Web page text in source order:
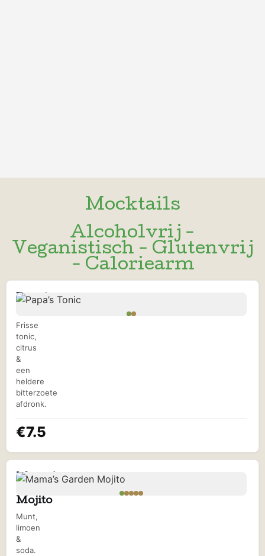
Jungle
Sap
Groene
boost
Mocktails
Alcoholvrij -
Veganistisch - Glutenvrij
- Caloriearm
Papa’s
Frisse
tonic,
citrus
&
een
heldere
bitterzoete
afdronk.
€7.5
Mama’s
Mojito
Munt,
limoen
&
soda.